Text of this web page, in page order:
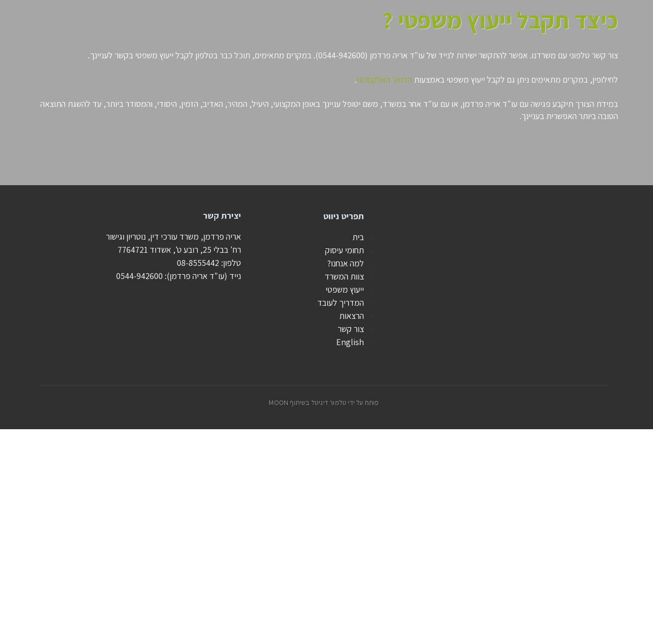
כיצד תקבל ייעוץ משפטי ?
צור קשר טלפוני עם משרדנו. אפשר להתקשר ישירות לנייד של עו"ד אריה פרדמן (0544-942600). במקרים מתאימים, תוכל כבר בטלפון לקבל ייעוץ משפטי בקשר לעניינך.
לחילופין, במקרים מתאימים ניתן גם לקבל ייעוץ משפטי באמצעות הדואר האלקטרוני.
במידת הצורך תיקבע פגישה עם עו"ד אריה פרדמן, או עם עו"ד אחר במשרד, משם יטופל עניינך באופן המקצועי, היעיל, המהיר, האדיב, הזמין, היסודי, והמסודר ביותר, עד להשגת התוצאה
הטובה ביותר האפשרית בעניינך.
תפריט ניווט
בית
תחומי עיסוק
למה אנחנו?
צוות המשרד
ייעוץ משפטי
המדריך לעובד
הרצאות
צור קשר
English
יצירת קשר
אריה פרדמן, משרד עורכי דין, נוטריון וגישור
רח' בבלי 25, רובע ט', אשדוד 7764721
טלפון: 08-8555442
נייד (עו"ד אריה פרדמן): 0544-942600
פותח על ידי טלמור דיגיטל בשיתוף MOON